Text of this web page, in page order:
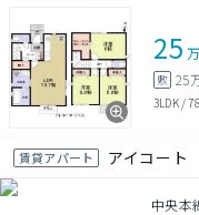
25
敷 25
3LDK/
賃貸アパート アイコート
中央本